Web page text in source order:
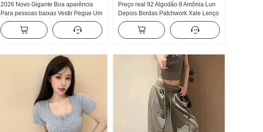
2026 Novo Gigante Boa aparência
Para pessoas baixas Vestir Pegue Um
conjunto completo Manga curta
Camiseta Feminino Verão Largura
Comprimento da perna Calças
Preço real 92 Algodão 8 Amônia Lun
Depois Bordas Patchwork Xale Lenço
de seda Ajustado Gola V Manga curta
Camiseta Feminino